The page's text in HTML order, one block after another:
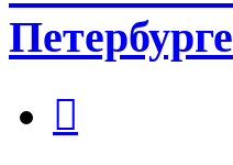
Петербурге